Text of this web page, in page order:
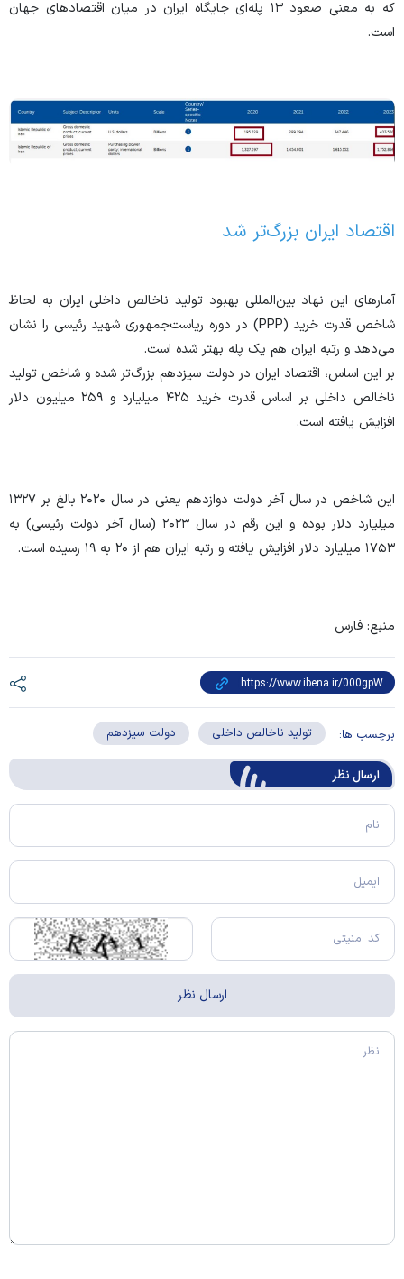
که به معنی صعود ۱۳ پله‌ای جایگاه ایران در میان اقتصاد‌های جهان
است.
اقتصاد ایران بزرگ‌تر شد
آمار‌های این نهاد بین‌المللی بهبود تولید ناخالص داخلی ایران به لحاظ
شاخص قدرت خرید (PPP) در دوره ریاست‌جمهوری شهید رئیسی را نشان
می‌دهد و رتبه ایران هم یک پله بهتر شده است.
بر این اساس، اقتصاد ایران در دولت سیزدهم بزرگ‌تر شده و شاخص تولید
ناخالص داخلی بر اساس قدرت خرید ۴۲۵ میلیارد و ۲۵۹ میلیون دلار
افزایش یافته است.
این شاخص در سال آخر دولت دوازدهم یعنی در سال ۲۰۲۰ بالغ بر ۱۳۲۷
میلیارد دلار بوده و این رقم در سال ۲۰۲۳ (سال آخر دولت رئیسی) به
۱۷۵۳ میلیارد دلار افزایش یافته و رتبه ایران هم از ۲۰ به ۱۹ رسیده است.
منبع: فارس
برچسب ها: تولید ناخالص داخلی دولت سیزدهم
ارسال‌ نظر